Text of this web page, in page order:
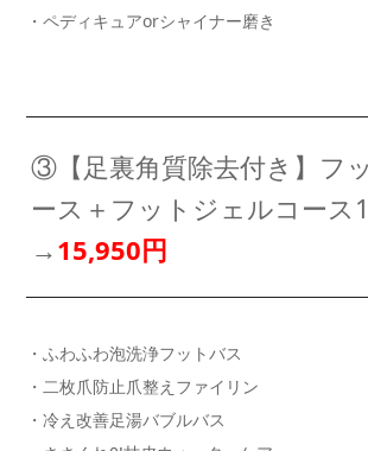
・ペディキュアorシャイナー磨き
③【足裏角質除去付き】フ
ース＋フットジェルコース
→15,950円
・ふわふわ泡洗浄フットバス
・二枚爪防止爪整えファイリン
・冷え改善足湯バブルバス